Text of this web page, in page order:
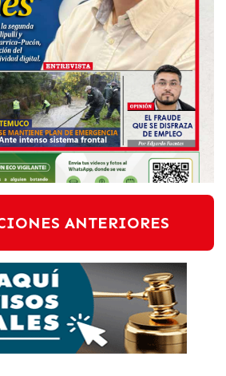
ANTERIORES